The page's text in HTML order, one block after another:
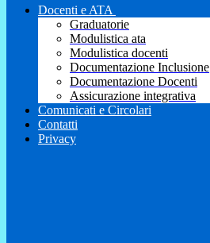
Docenti e ATA
Graduatorie
Modulistica ata
Modulistica docenti
Documentazione Inclusione
Documentazione Docenti
Assicurazione integrativa
Comunicati e Circolari
Contatti
Privacy